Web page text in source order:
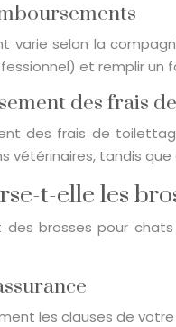
varie selon la
et remplir
des frais
des frais de
vétérinaires, tandis
t-elle les
des brosses pour
les clauses de